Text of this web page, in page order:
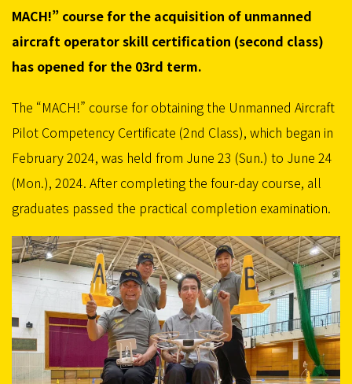
MACH!” course for the acquisition of unmanned
aircraft operator skill certification (second class)
has opened for the 03rd term.
The “MACH!” course for obtaining the Unmanned Aircraft
Pilot Competency Certificate (2nd Class), which began in
February 2024, was held from June 23 (Sun.) to June 24
(Mon.), 2024. After completing the four-day course, all
graduates passed the practical completion examination.